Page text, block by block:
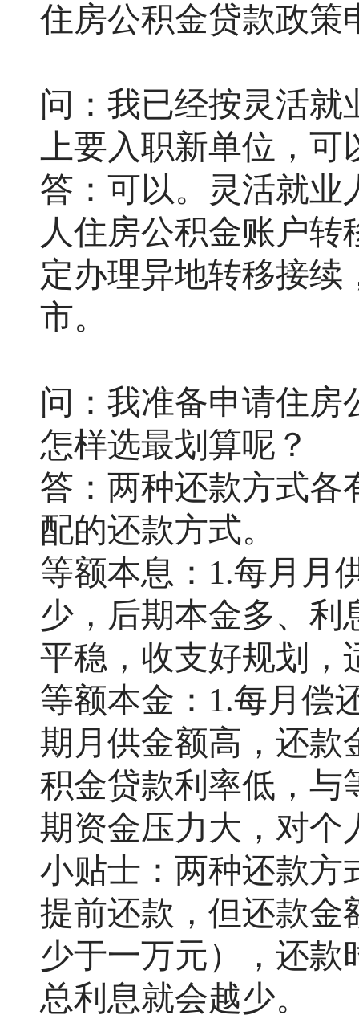
住房公积金贷款政策
问：我已经按灵活就
上要入职新单位，
答：可以。灵活就业
人住房公积金账户
定办理异地转移接续
市。
问：我准备申请住房
怎样选最划算呢？
答：两种还款方式各
配的还款方式。
等额本息： 1.每月月
少，后期本金多、利
平稳，收支好规划，
等额本金： 1.每月偿
期月供金额高，还款
积金贷款利率低，与
期资金压力大，对个
小贴士：两种还款方
提前还款，但还款金
少于一万元），还款
总利息就会越少。